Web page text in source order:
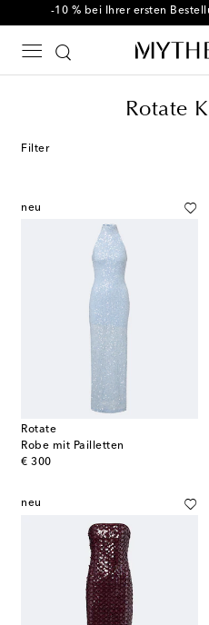
-10 % bei Ihrer ersten
Rotate
Filter
neu
Rotate
Robe mit Pailletten
€ 300
original price
neu